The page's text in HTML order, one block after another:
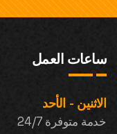
ساعات العمل
الاثنين - الأحد
خدمة متوفرة 24/7